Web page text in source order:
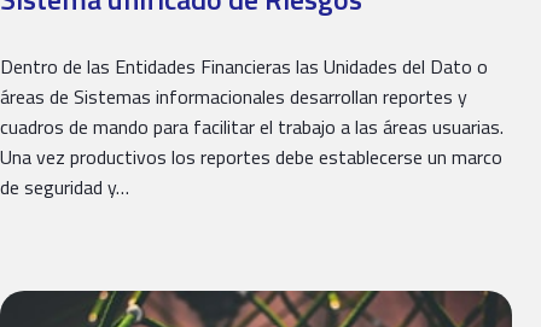
Dentro de las Entidades Financieras las Unidades del Dato o
áreas de Sistemas informacionales desarrollan reportes y
cuadros de mando para facilitar el trabajo a las áreas usuarias.
Una vez productivos los reportes debe establecerse un marco
de seguridad y…